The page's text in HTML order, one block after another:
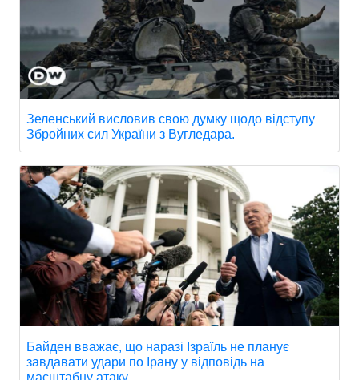
Зеленський висловив свою думку щодо відступу
Збройних сил України з Вугледара.
Байден вважає, що наразі Ізраїль не планує
завдавати удари по Ірану у відповідь на
масштабну атаку.